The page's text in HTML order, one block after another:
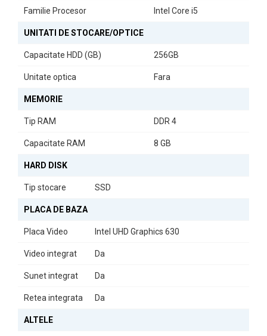
Calculatorul HP EliteDesk 800 G5 vine cu sunet și rețea integrate,
suplimentare. Acesta este un sistem versatil, potrivit atât pentru
calculator oferă un raport excelent între performanță și eficiență
putere și compactitate.
Familie Procesor Intel Core i5
UNITATI DE STOCARE/OPTICE
Capacitate HDD (GB) 256GB
Unitate optica Fara
MEMORIE
Tip RAM DDR 4
Capacitate RAM 8 GB
HARD DISK
Tip stocare SSD
PLACA DE BAZA
Placa Video Intel UHD Graphics 630
Video integrat Da
Sunet integrat Da
Retea integrata Da
ALTELE